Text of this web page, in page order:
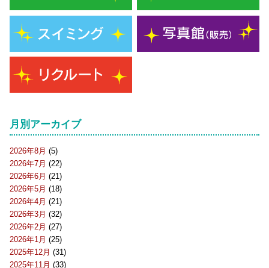
月別アーカイブ
2026年8月 (5)
2026年7月 (22)
2026年6月 (21)
2026年5月 (18)
2026年4月 (21)
2026年3月 (32)
2026年2月 (27)
2026年1月 (25)
2025年12月 (31)
2025年11月 (33)